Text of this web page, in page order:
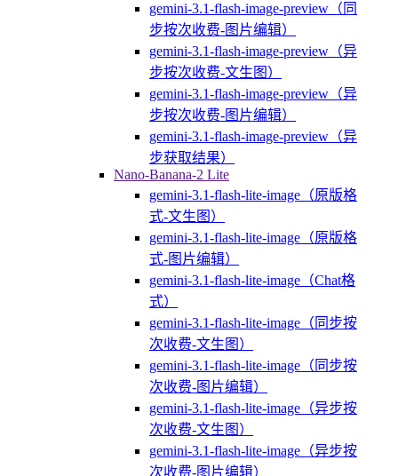
gemini-3.1-flash-image-preview（同
步按次收费-图片编辑）
gemini-3.1-flash-image-preview（异
步按次收费-文生图）
gemini-3.1-flash-image-preview（异
步按次收费-图片编辑）
gemini-3.1-flash-image-preview（异
步获取结果）
Nano-Banana-2 Lite
gemini-3.1-flash-lite-image（原版格
式-文生图）
gemini-3.1-flash-lite-image（原版格
式-图片编辑）
gemini-3.1-flash-lite-image（Chat格
式）
gemini-3.1-flash-lite-image（同步按
次收费-文生图）
gemini-3.1-flash-lite-image（同步按
次收费-图片编辑）
gemini-3.1-flash-lite-image（异步按
次收费-文生图）
gemini-3.1-flash-lite-image（异步按
次收费-图片编辑）